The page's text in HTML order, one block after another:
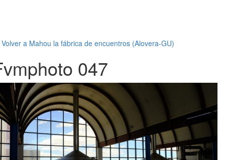
Volver a Mahou la fábrica de encuentros (Alovera-GU)
047